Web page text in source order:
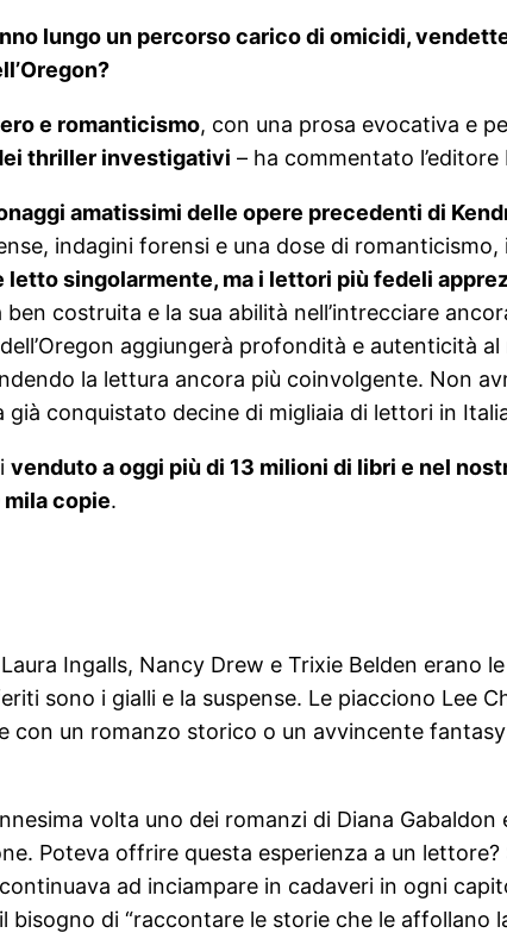
lungo un percorso carico di omicidi,
e romanticismo, con una prosa evocativa e
thriller investigativi – ha commentato l’editore
amatissimi delle opere precedenti di
indagini forensi e una dose di
letto singolarmente, ma i lettori più fedeli
costruita e la sua abilità nell’intrecciare
aggiungerà profondità e autenticità
la lettura ancora più coinvolgente. Non
già conquistato decine di migliaia di lettori in
venduto a oggi più di 13 milioni di libri e nel
copie.
Ingalls, Nancy Drew e Trixie Belden erano
sono i gialli e la suspense. Le piacciono Lee
con un romanzo storico o un avvincente
volta uno dei romanzi di Diana
Poteva offrire questa esperienza a un
ad inciampare in cadaveri in ogni
bisogno di “raccontare le storie che le affollano